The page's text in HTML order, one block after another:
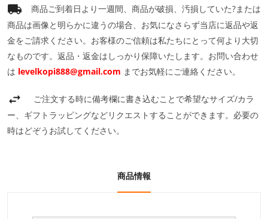
商品ご到着日より一週間、商品が破損、汚損していた?または
商品は画像と明らかに違うの場合、お気になさらず当店に返品や返
金をご請求ください。お客様のご信頼は私たちにとって何より大切
なものです。返品・返金はしっかり保障いたします。お問い合わせ
は levelkopi888@gmail.com までお気軽にご連絡ください。
ご注文する時に備考欄に書き込むことで希望なサイズ/カラ
ー、ギフトラッピングなどリクエストすることができます。必要の
時はどぞうお試してください。
商品情報